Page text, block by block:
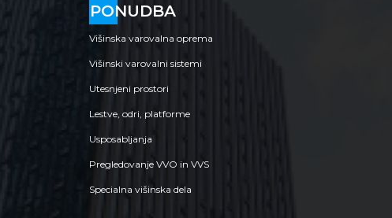
PONUDBA
Višinska varovalna oprema
Višinski varovalni sistemi
Utesnjeni prostori
Lestve, odri, platforme
Usposabljanja
Pregledovanje VVO in VVS
Specialna višinska dela